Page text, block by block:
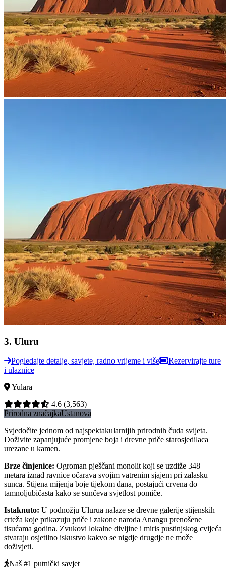
3. Uluru
Pogledajte detalje, savjete, radno vrijeme i više
Rezervirajte ture
i ulaznice
Yulara
4.6 (3,563)
Prirodna značajkaUstanova
Svjedočite jednom od najspektakularnijih prirodnih čuda svijeta.
Doživite zapanjujuće promjene boja i drevne priče starosjedilaca
urezane u kamen.
Brze činjenice: Ogroman pješčani monolit koji se uzdiže 348
metara iznad ravnice očarava svojim vatrenim sjajem pri zalasku
sunca. Stijena mijenja boje tijekom dana, postajući crvena do
tamnoljubičasta kako se sunčeva svjetlost pomiče.
Istaknuto: U podnožju Ulurua nalaze se drevne galerije stijenskih
crteža koje prikazuju priče i zakone naroda Anangu prenošene
tisućama godina. Zvukovi lokalne divljine i miris pustinjskog cvijeća
stvaraju osjetilno iskustvo kakvo se nigdje drugdje ne može
doživjeti.
Naš #1 putnički savjet